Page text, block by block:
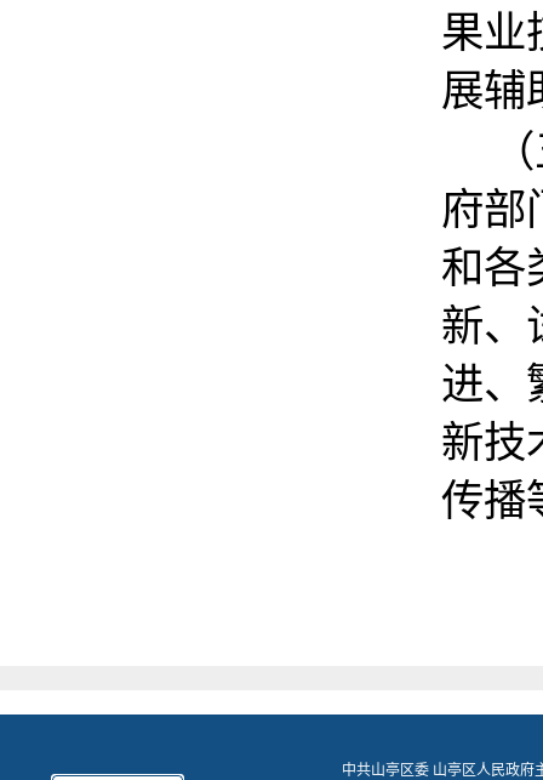
果业
展辅
府部
和各
新、
进、
新技
传播
中共山亭区委 山亭区人民政府